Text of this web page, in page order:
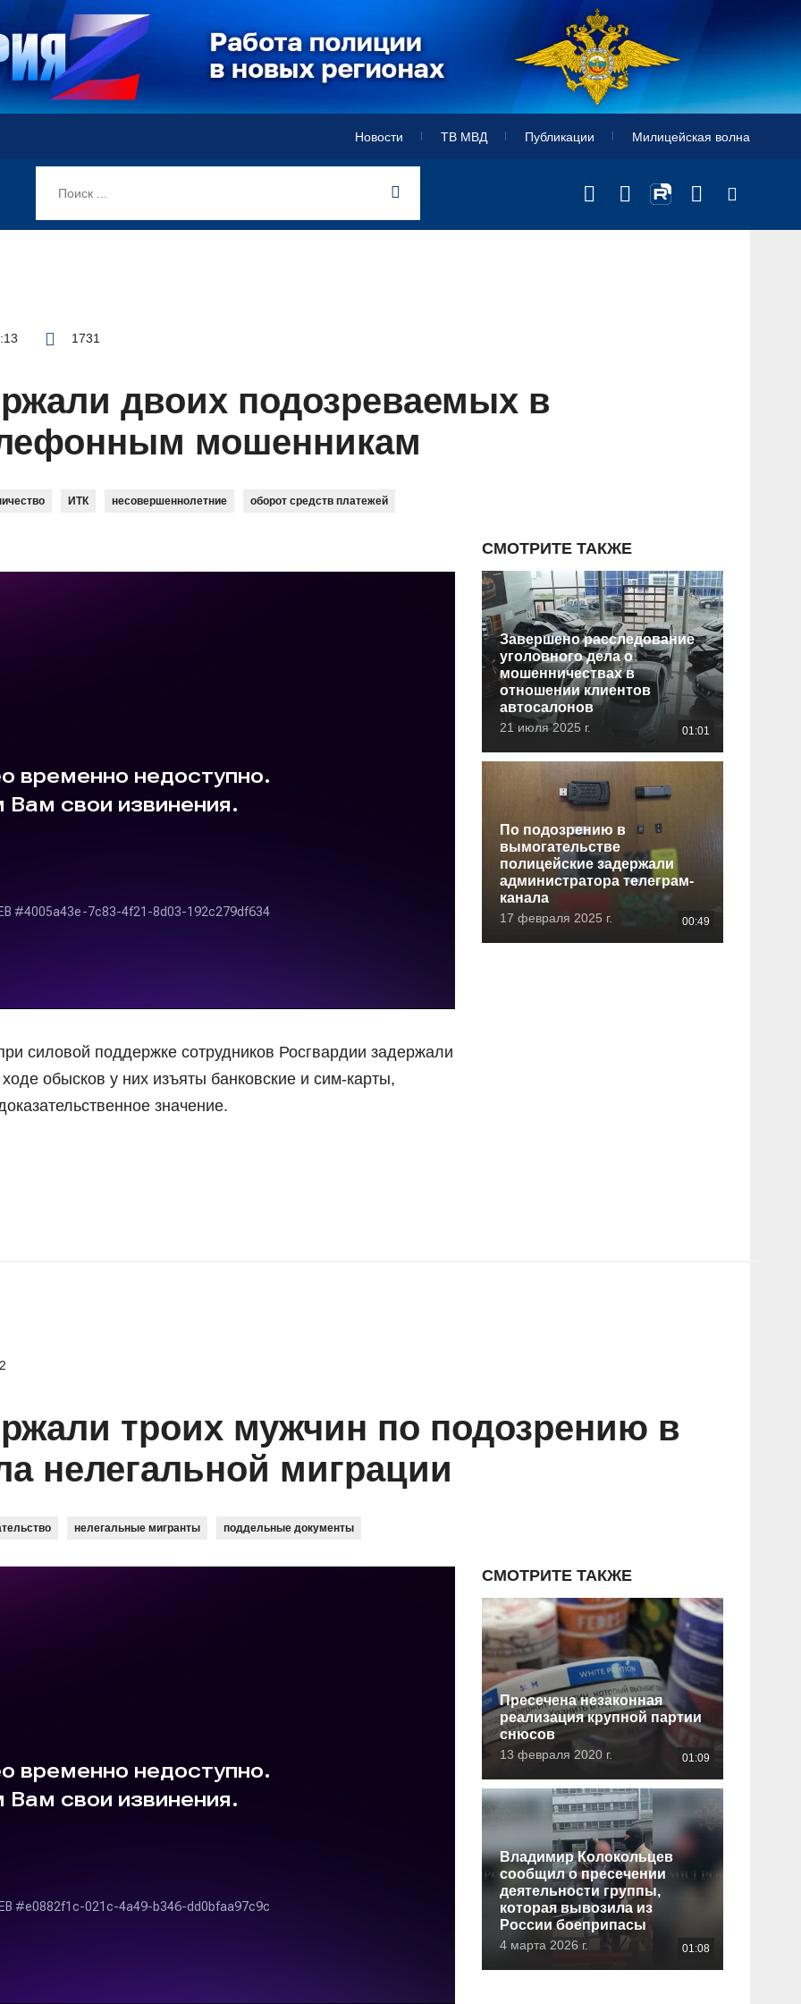
Новости ТВ МВД Публикации Милицейская волна
1731
двоих подозреваемых в
мошенникам
ИТК несовершеннолетние оборот средств платежей
силовой поддержке сотрудников Росгвардии задержали
обысков у них изъяты банковские и сим-карты,
значение.
СМОТРИТЕ ТАКЖЕ
Завершено расследование
уголовного дела о
мошенничествах в
отношении клиентов
автосалонов
21 июля 2025 г. 01:01
По подозрению в
вымогательстве
полицейские задержали
администратора телеграм-
канала
17 февраля 2025 г. 00:49
троих мужчин по подозрению в
нелегальной миграции
нелегальные мигранты поддельные документы
СМОТРИТЕ ТАКЖЕ
Пресечена незаконная
реализация крупной партии
снюсов
13 февраля 2020 г. 01:09
Владимир Колокольцев
сообщил о пресечении
деятельности группы,
которая вывозила из
России боеприпасы
4 марта 2026 г. 01:08